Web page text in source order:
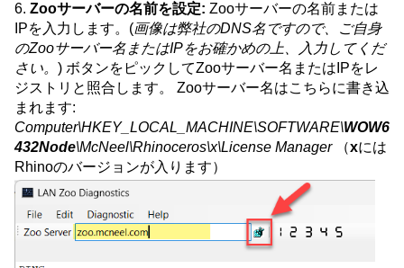
6. Zooサーバーの名前を設定: Zooサーバーの名前または
IPを入力します。(画像は弊社のDNS名ですので、ご自身
のZooサーバー名またはIPをお確かめの上、入力してくだ
さい。 ) ボタンをピックしてZooサーバー名またはIPをレ
ジストリと照合します。 Zooサーバー名はこちらに書き込
まれます:
Computer\HKEY_LOCAL_MACHINE\SOFTWARE\WOW6
432Node\McNeel\Rhinoceros\x\License Manager（xには
Rhinoのバージョンが入ります）